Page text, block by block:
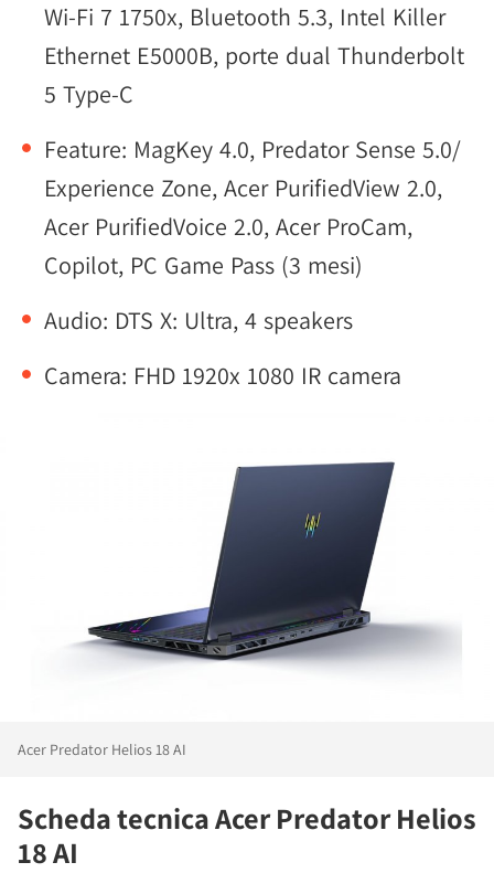
Wi-Fi 7 1750x, Bluetooth 5.3, Intel Killer
Ethernet E5000B, porte dual Thunderbolt
5 Type-C
Feature: MagKey 4.0, Predator Sense 5.0/
Experience Zone, Acer PurifiedView 2.0,
Acer PurifiedVoice 2.0, Acer ProCam,
Copilot, PC Game Pass (3 mesi)
Audio: DTS X: Ultra, 4 speakers
Camera: FHD 1920x 1080 IR camera
Acer Predator Helios 18 AI
Scheda tecnica Acer Predator Helios
18 AI